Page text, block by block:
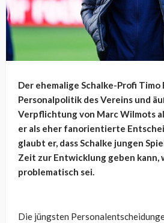
Der ehemalige Schalke-Profi
Personalpolitik des Vereins und
Verpflichtung von Marc Wilmots
er als eher fanorientierte
glaubt er, dass Schalke jungen
Zeit zur Entwicklung geben kann,
problematisch sei.
Die jüngsten